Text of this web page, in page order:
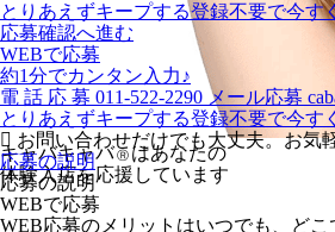
キャバキャバⓇ はあなたの
体験入店を応援しています
とりあえずキープする登録不要で今す
応募確認へ進む
WEBで応募
約1分でカンタン入力♪
電 話 応 募 011-522-2290 メール応募
とりあえずキープする登録不要で今す
お問い合わせだけでも大丈夫。お気
応募の説明
応募の説明
WEBで応募
WEB応募のメリットはいつでも、どこ